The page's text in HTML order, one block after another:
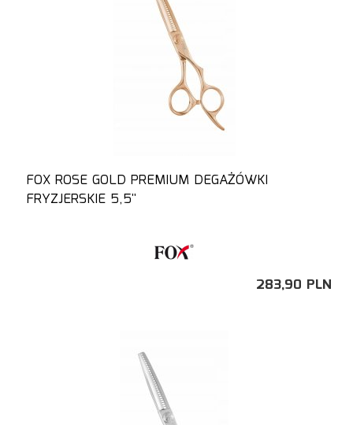
FOX ROSE GOLD PREMIUM DEGAŻÓWKI
FRYZJERSKIE 5,5''
283,90 PLN